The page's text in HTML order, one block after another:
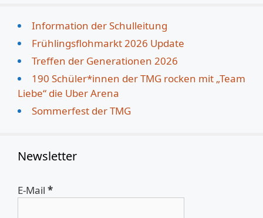
Information der Schulleitung
Frühlingsflohmarkt 2026 Update
Treffen der Generationen 2026
190 Schüler*innen der TMG rocken mit „Team
Liebe“ die Uber Arena
Sommerfest der TMG
Newsletter
E-Mail *